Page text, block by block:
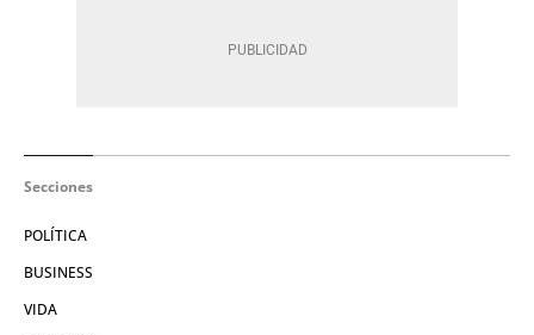
Secciones
POLÍTICA
BUSINESS
VIDA